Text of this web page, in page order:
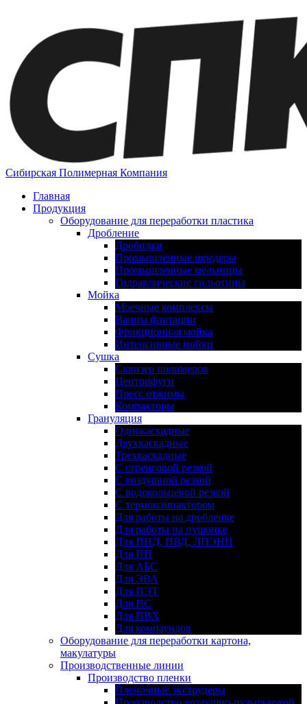
Сибирская Полимерная Компания
Главная
Продукция
Оборудование для переработки пластика
Дробление
Дробилки
Промышленные шредеры
Промышленные мельницы
Гидравлические гильотины
Мойка
Моечные комплексы
Ванны флотации
Фрикционная мойка
Интенсивные мойки
Сушка
Сквизер полимеров
Центрифуги
Пресс отжимы
Компакторы
Грануляция
Однокаскадные
Двухкаскадные
Трехкаскадные
С стренговой резкой
С воздушной резкой
С водокольцевой резкой
С термокомпактором
Для работы на дробленке
Для работы на пушонке
Для ПНД, ПВД, ЛПЭНП
Для ПП
Для АБС
Для ЭВА
Для ПЭТ
Для ПС
Для ПВХ
Для компаундов
Оборудование для переработки картона,
макулатуры
Производственные линии
Производство пленки
Пленочные экструдеры